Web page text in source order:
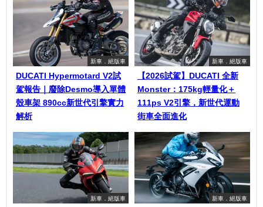
新車．絕版車
DUCATI Hypermotard V2試
駕報告｜廢除Desmo導入單體
殼車架 890cc新世代引擎實力
解析
新車．絕版車
【2026試駕】DUCATI 全新
Monster：175kg輕量化＋
111ps V2引擎，新世代運動
街車全面進化
新車．絕版車 新車．絕版車